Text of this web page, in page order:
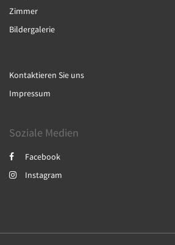
Zimmer
Bildergalerie
Kontaktieren Sie uns
Impressum
Soziale Medien
Facebook
Instagram